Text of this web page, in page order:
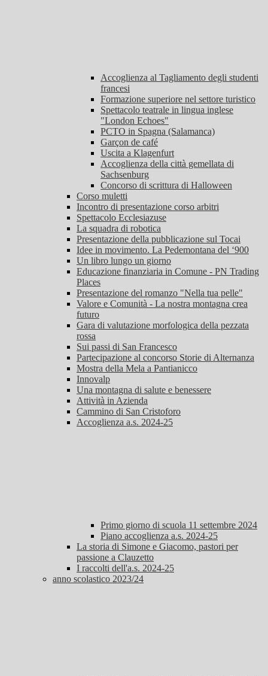
Accoglienza al Tagliamento degli studenti
francesi
Formazione superiore nel settore turistico
Spettacolo teatrale in lingua inglese
"London Echoes"
PCTO in Spagna (Salamanca)
Garçon de café
Uscita a Klagenfurt
Accoglienza della città gemellata di
Sachsenburg
Concorso di scrittura di Halloween
Corso muletti
Incontro di presentazione corso arbitri
Spettacolo Ecclesiazuse
La squadra di robotica
Presentazione della pubblicazione sul Tocai
Idee in movimento. La Pedemontana del ‘900
Un libro lungo un giorno
Educazione finanziaria in Comune - PN Trading
Places
Presentazione del romanzo "Nella tua pelle"
Valore e Comunità - La nostra montagna crea
futuro
Gara di valutazione morfologica della pezzata
rossa
Sui passi di San Francesco
Partecipazione al concorso Storie di Alternanza
Mostra della Mela a Pantianicco
Innovalp
Una montagna di salute e benessere
Attività in Azienda
Cammino di San Cristoforo
Accoglienza a.s. 2024-25
Primo giorno di scuola 11 settembre 2024
Piano accoglienza a.s. 2024-25
La storia di Simone e Giacomo, pastori per
passione a Clauzetto
I raccolti dell'a.s. 2024-25
anno scolastico 2023/24